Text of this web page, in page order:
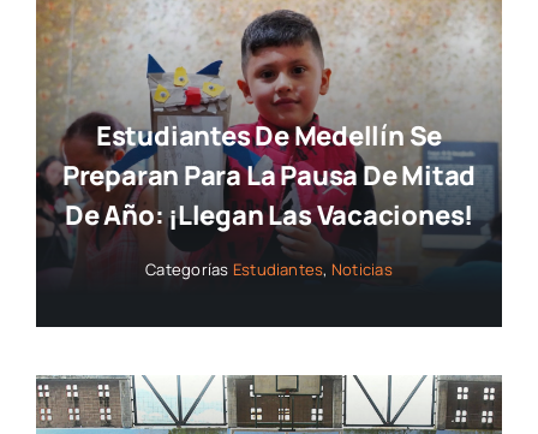
Estudiantes De Medellín Se
Preparan Para La Pausa De Mitad
De Año: ¡llegan Las Vacaciones!
CategoríasEstudiantes,Noticias